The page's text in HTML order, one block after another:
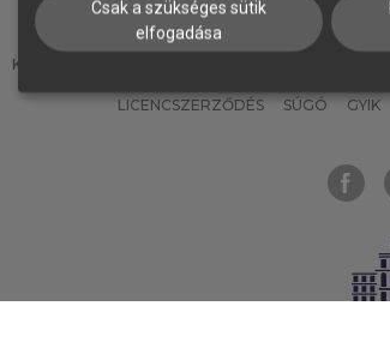
KÖNYVTÁROSOKNAK
LICENCSZERZŐDÉS SÚGÓ GYIK
Csak a szükséges sütik
elfogadása